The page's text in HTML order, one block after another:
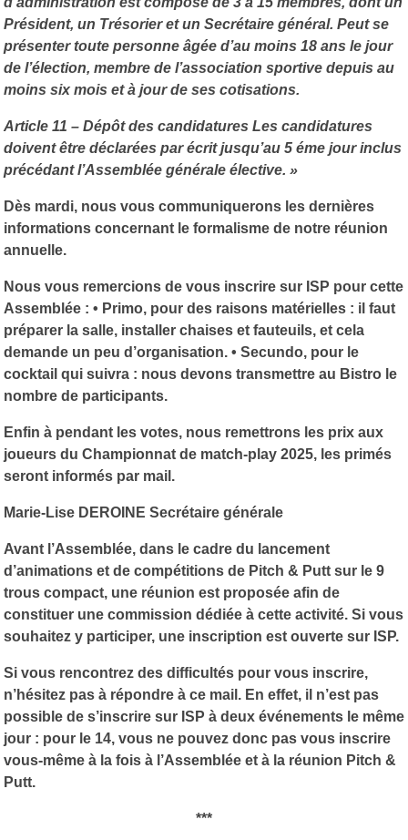
Président, un Trésorier et un Secrétaire général. Peut se
présenter toute personne âgée d’au moins 18 ans le jour
de l’élection, membre de l’association sportive depuis au
moins six mois et à jour de ses cotisations.
Article 11 – Dépôt des candidatures Les candidatures
doivent être déclarées par écrit jusqu’au 5 éme jour inclus
précédant l’Assemblée générale élective. »
Dès mardi, nous vous communiquerons les dernières
informations concernant le formalisme de notre réunion
annuelle.
Nous vous remercions de vous inscrire sur ISP pour cette
Assemblée : • Primo, pour des raisons matérielles : il faut
préparer la salle, installer chaises et fauteuils, et cela
demande un peu d’organisation. • Secundo, pour le
cocktail qui suivra : nous devons transmettre au Bistro le
nombre de participants.
Enfin à pendant les votes, nous remettrons les prix aux
joueurs du Championnat de match-play 2025, les primés
seront informés par mail.
Marie-Lise DEROINE Secrétaire générale
Avant l’Assemblée, dans le cadre du lancement
d’animations et de compétitions de Pitch & Putt sur le 9
trous compact, une réunion est proposée afin de
constituer une commission dédiée à cette activité. Si vous
souhaitez y participer, une inscription est ouverte sur ISP.
Si vous rencontrez des difficultés pour vous inscrire,
n’hésitez pas à répondre à ce mail. En effet, il n’est pas
possible de s’inscrire sur ISP à deux événements le même
jour : pour le 14, vous ne pouvez donc pas vous inscrire
vous-même à la fois à l’Assemblée et à la réunion Pitch &
Putt.
***